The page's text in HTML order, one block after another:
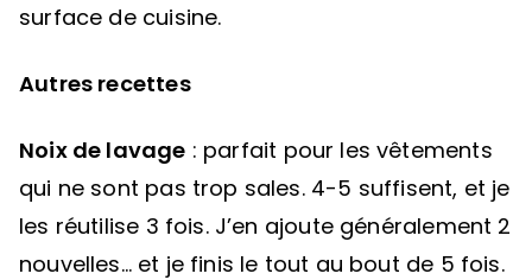
surface de cuisine.
Autres recettes
Noix de lavage : parfait pour les vêtements
qui ne sont pas trop sales. 4-5 suffisent, et je
les réutilise 3 fois. J’en ajoute généralement 2
nouvelles… et je finis le tout au bout de 5 fois.